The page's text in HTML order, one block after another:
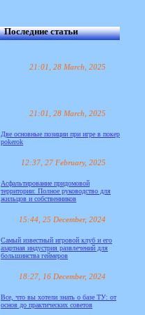
Последние статьи
21:01, 28 March, 2025
21:01, 28 March, 2025
Две основные позиции при игре в покер
pokerok
12:37, 27 February, 2025
Асфальтирование придомовой
территории: Полное руководство для
жильцов и собственников
15:44, 25 December, 2024
Самый известный игровой клуб и его
азартная индустрия развлечений для
большинства геймеров
18:27, 16 December, 2024
Все, что вы хотели знать о базе ТУ: от
основ до практических советов